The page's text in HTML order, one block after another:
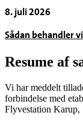
8. juli 2026
Sådan behandler
Resume af
Vi har meddelt
forbindelse med
Flyvestation Karup,